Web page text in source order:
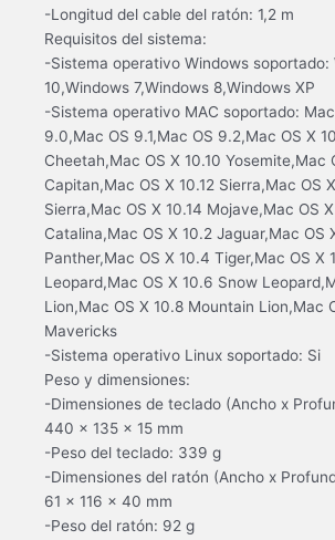
-Longitud del cable del ratón: 1,2 m
Requisitos del sistema:
-Sistema operativo Windows soportado:
10,Windows 7,Windows 8,Windows XP
-Sistema operativo MAC soportado:
9.0,Mac OS 9.1,Mac OS 9.2,Mac OS X
Cheetah,Mac OS X 10.10 Yosemite,Mac
Capitan,Mac OS X 10.12 Sierra,Mac OS
Sierra,Mac OS X 10.14 Mojave,Mac OS X
Catalina,Mac OS X 10.2 Jaguar,Mac OS
Panther,Mac OS X 10.4 Tiger,Mac OS X
Leopard,Mac OS X 10.6 Snow
Lion,Mac OS X 10.8 Mountain Lion,Mac
Mavericks
-Sistema operativo Linux soportado: Si
Peso y dimensiones:
-Dimensiones de teclado (Ancho x
440 x 135 x 15 mm
-Peso del teclado: 339 g
-Dimensiones del ratón (Ancho x
61 x 116 x 40 mm
-Peso del ratón: 92 g